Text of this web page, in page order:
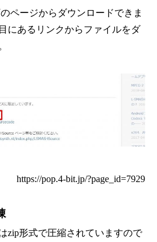
ページからダウンロードできま
にあるリンクからファイルをダ
https://pop.4-bit.jp/?page_id=7929
zip形式で圧縮されていますので